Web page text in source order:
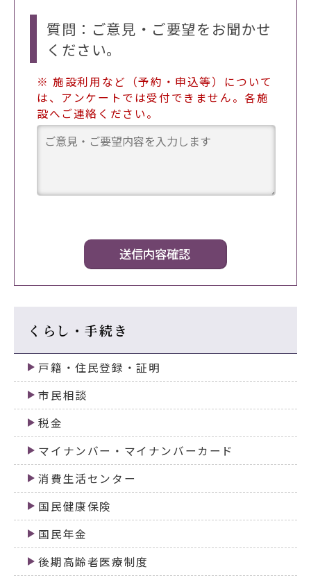
質問：ご意見・ご要望をお聞かせ
ください。
※ 施設利用など（予約・申込等）について
は、アンケートでは受付できません。各施
設へご連絡ください。
くらし・手続き
戸籍・住民登録・証明
市民相談
税金
マイナンバー・マイナンバーカード
消費生活センター
国民健康保険
国民年金
後期高齢者医療制度